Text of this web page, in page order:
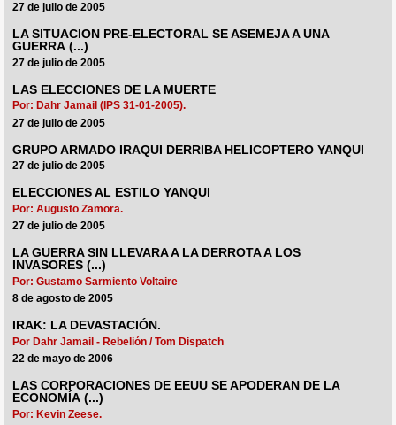
27 de julio de 2005
LA SITUACION PRE-ELECTORAL SE ASEMEJA A UNA
GUERRA (...)
27 de julio de 2005
LAS ELECCIONES DE LA MUERTE
Por: Dahr Jamail (IPS 31-01-2005).
27 de julio de 2005
GRUPO ARMADO IRAQUI DERRIBA HELICOPTERO YANQUI
27 de julio de 2005
ELECCIONES AL ESTILO YANQUI
Por: Augusto Zamora.
27 de julio de 2005
LA GUERRA SIN LLEVARA A LA DERROTA A LOS
INVASORES (...)
Por: Gustamo Sarmiento Voltaire
8 de agosto de 2005
IRAK: LA DEVASTACIÓN.
Por Dahr Jamail - Rebelión / Tom Dispatch
22 de mayo de 2006
LAS CORPORACIONES DE EEUU SE APODERAN DE LA
ECONOMÍA (...)
Por: Kevin Zeese.